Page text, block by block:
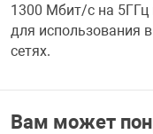
1300 Мбит/с на
для использования
сетях.
Вам может